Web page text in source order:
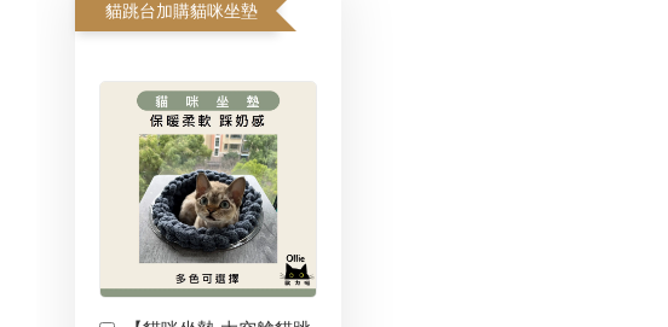
貓跳台加購貓咪坐墊